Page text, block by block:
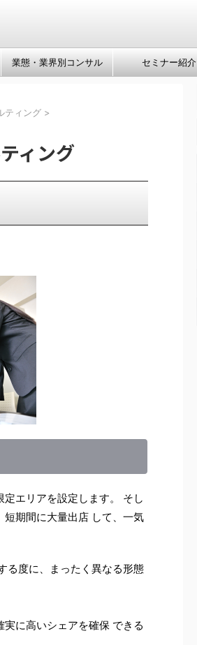
業態・業界別コンサル セミナー紹介
ティング >
ィング
エリアを設定します。 そし
短期間に大量出店 して、一気
る度に、まったく異なる形態
に高いシェアを確保 できる